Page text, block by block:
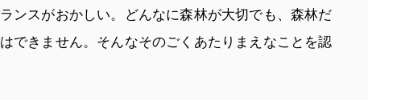
ンスがおかしい。どんなに森林が大切でも、森林だ
できません。そんなそのごくあたりまえなことを認